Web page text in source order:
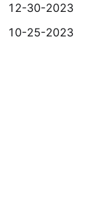
12-30-2023
10-25-2023